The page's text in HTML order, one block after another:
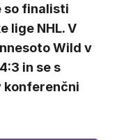
so finalisti
lige NHL. V
Wild v
in se s
konferenčni